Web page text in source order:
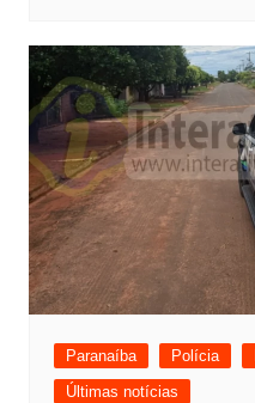
Paranaíba Polícia
Últimas notícias